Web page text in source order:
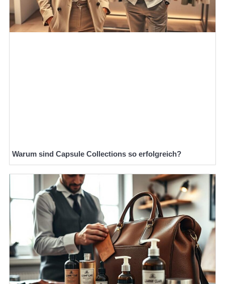
Warum sind Capsule Collections so erfolgreich?